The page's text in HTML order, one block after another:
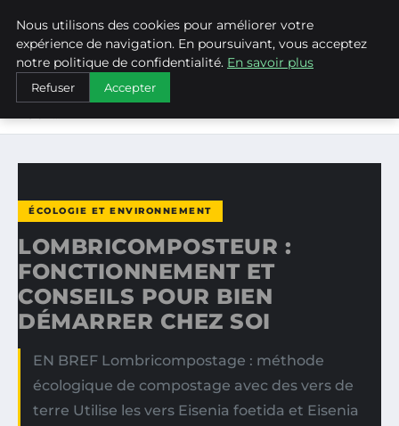
WEARECLIMATECONTROL
ACCUEIL
ÉCOLOGIE ET ENVIRONNEMENT
LOMBRICOMPOSTEUR : FONCTIONNEMENT ET CONSEILS
ÉCOLOGIE ET ENVIRONNEMENT
LOMBRICOMPOSTEUR :
FONCTIONNEMENT ET
CONSEILS POUR BIEN
DÉMARRER CHEZ SOI
EN BREF Lombricompostage : méthode
écologique de compostage avec des vers de
terre Utilise les vers Eisenia foetida et Eisenia
Nous utilisons des cookies pour améliorer votre
expérience de navigation. En poursuivant, vous acceptez
notre politique de confidentialité. En savoir plus
Refuser Accepter